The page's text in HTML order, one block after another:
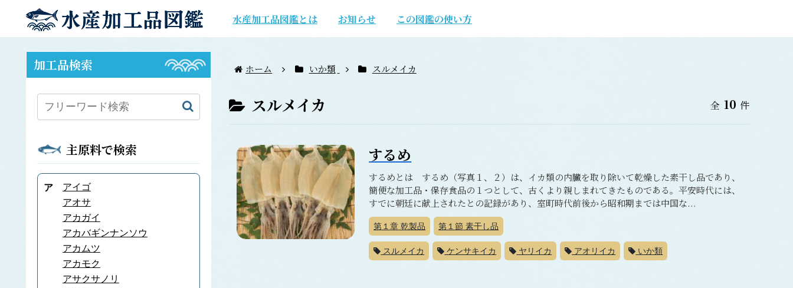
水産加工品図鑑とは お知らせ この図鑑の使い方
ホーム いか類 スルメイカ
スルメイカ 全 10 件
するめ
するめとは するめ（写真１、２）は、イカ類の内臓を取り除いて乾燥した素干し品であり、
簡便な加工品・保存食品の１つとして、古くより親しまれてきたものである。平安時代には、
すでに朝廷に献上されたとの記録があり、室町時代前後から昭和期までは中国な...
第１章 乾製品 第１節 素干し品
スルメイカ ケンサキイカ ヤリイカ アオリイカ いか類
加工品検索
主原料で検索
ア
アイゴ
アオサ
アカガイ
アカバギンナンソウ
アカムツ
アカモク
アサクサノリ